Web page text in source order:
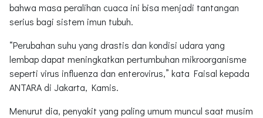
bahwa masa peralihan cuaca ini bisa menjadi tantangan
serius bagi sistem imun tubuh.
“Perubahan suhu yang drastis dan kondisi udara yang
lembap dapat meningkatkan pertumbuhan mikroorganisme
seperti virus influenza dan enterovirus,” kata Faisal kepada
ANTARA di Jakarta, Kamis.
Menurut dia, penyakit yang paling umum muncul saat musim